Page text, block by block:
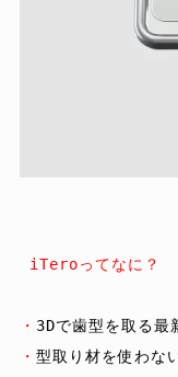
iTeroってなに？
・
・